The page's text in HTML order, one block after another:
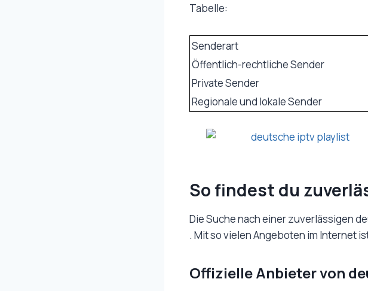
Tabelle:
Senderart
Öffentlich-rechtliche Sender
Private Sender
Regionale und lokale Sender
So findest du
Die Suche nach einer zuverlässigen
. Mit so vielen Angeboten im Internet
Offizielle Anbieter von